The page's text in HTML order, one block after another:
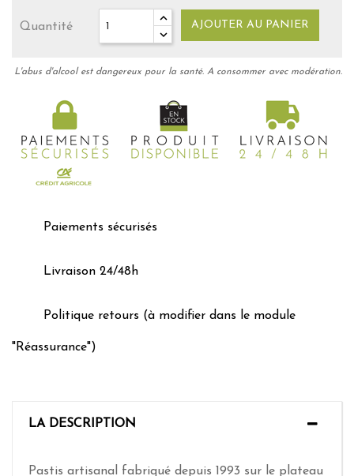
Quantité AJOUTER AU PANIER
L'abus d'alcool est dangereux pour la santé. A consommer avec modération.
Paiements sécurisés
Livraison 24/48h
Politique retours (à modifier dans le module
"Réassurance")
LA DESCRIPTION
Pastis artisanal fabriqué depuis 1993 sur le plateau